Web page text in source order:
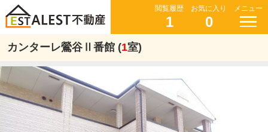
閲覧履歴
1
お気に入り
0
メニュー
カンターレ鶯谷Ⅱ番館 (1室)